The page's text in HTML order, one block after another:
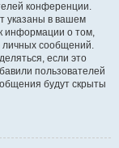
конференции.
указаны в вашем
информации о том,
личных сообщений.
если это
пользователей
будут скрыты